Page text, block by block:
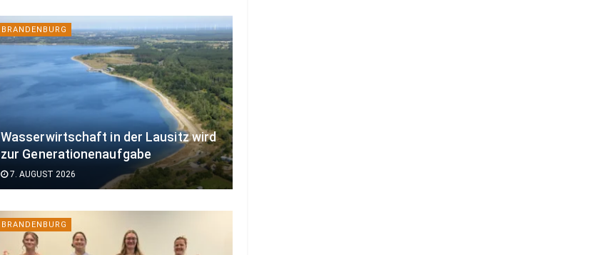
BRANDENBURG
Wasserwirtschaft in der Lausitz wird
zur Generationenaufgabe
7. AUGUST 2026
BRANDENBURG